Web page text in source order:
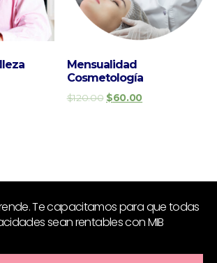
Mensualidad
Cosmetología
$120.00 $60.00
Te capacitamos para que todas
sean rentables con MIB